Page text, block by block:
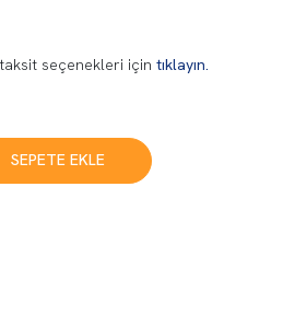
seçenekleri için tıklayın.
SEPETE EKLE